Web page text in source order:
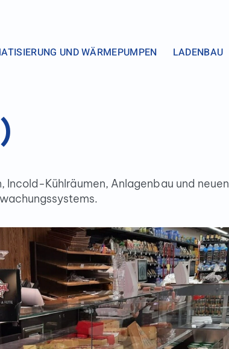
UND WÄRMEPUMPEN LADENBAU
Kühlräumen, Anlagenbau und neuen